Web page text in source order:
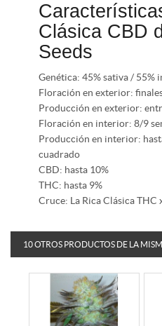
Clásica CBD
Seeds
Genética: 45% sativa / 55%
Floración en exterior:
Producción en exterior:
Floración en interior: 8/9
Producción en interior:
cuadrado
CBD: hasta 10%
THC: hasta 9%
Cruce: La Rica Clásica THC
10 OTROS PRODUCTOS DE LA